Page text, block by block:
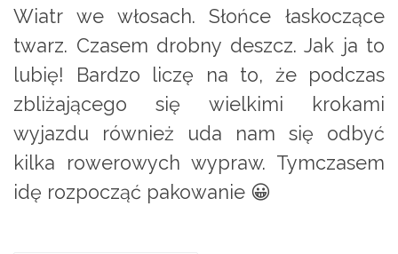
Wiatr we włosach. Słońce łaskoczące
twarz. Czasem drobny deszcz. Jak ja to
lubię! Bardzo liczę na to, że podczas
zbliżającego się wielkimi krokami
wyjazdu również uda nam się odbyć
kilka rowerowych wypraw. Tymczasem
idę rozpocząć pakowanie 😀